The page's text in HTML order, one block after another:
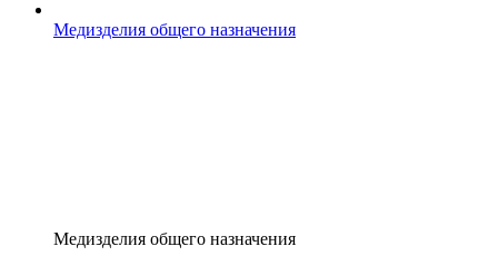
Медизделия общего назначения
Медизделия общего назначения